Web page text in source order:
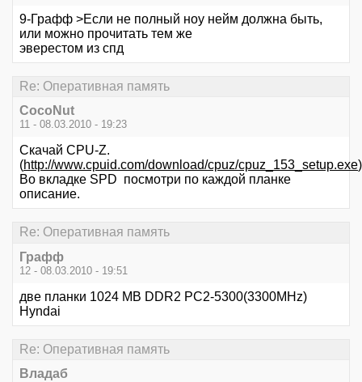
9-Графф >Если не полный ноу нейм должна быть,
или можно прочитать тем же
эверестом из спд
Re: Оперативная память
CocoNut
11 - 08.03.2010 - 19:23
Скачай CPU-Z.
(http://www.cpuid.com/download/cpuz/cpuz_153_setup.exe)
Во вкладке SPD посмотри по каждой планке
описание.
Re: Оперативная память
Графф
12 - 08.03.2010 - 19:51
две планки 1024 MB DDR2 PC2-5300(3300MHz)
Hyndai
Re: Оперативная память
Владаб